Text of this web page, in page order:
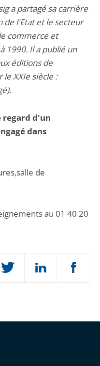
a partagé sa carrière
de l'Etat et le secteur
commerce et
1990. Il a publié un
éditions de
XXIe siècle :
regard d'un
dans
de
au 01 40 20